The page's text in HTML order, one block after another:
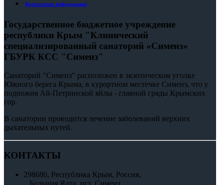
Контактная информация
Государственное бюджетное учреждение
республики Крым "Клинический
специализированный санаторий «Симеиз»
ГБУРК КСС "Симеиз"
Санаторий "Симеиз" расположен в экзотическом уголке
Южного берега Крыма, в курортном местечке Симеиз, что у
подножия Ай-Петринской яйлы - главной гряды Крымских
гор.
В санатории проводится лечение заболеваний верхних
дыхательных путей.
КОНТАКТЫ
298680, Республика Крым, Россия,
Большая Ялта, пгт. Симеиз,